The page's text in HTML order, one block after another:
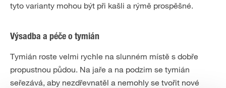
tyto varianty mohou být při kašli a rýmě prospěšné.
Výsadba a péče o tymián
Tymián roste velmi rychle na slunném místě s dobře
propustnou půdou. Na jaře a na podzim se tymián
seřezává, aby nezdřevnatěl a nemohly se tvořit nové